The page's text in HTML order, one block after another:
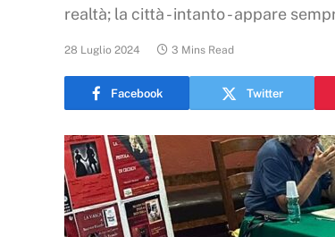
realtà; la città - intanto - appare
28 Luglio 2024 3 Mins Read
Facebook Twitter